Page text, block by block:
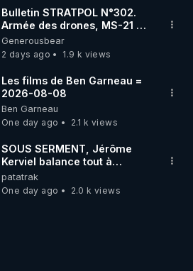
Bulletin STRATPOL N°302.
Armée des drones, MS-21 en
série, missiles coréens.
07.08.2026.
Generousbear
2 days ago
1.9 k views
Les films de Ben Garneau =
2026-08-08
Ben Garneau
One day ago
2.1 k views
SOUS SERMENT, Jérôme
Kerviel balance tout à
l'Assemblée !
patatrak
One day ago
2.0 k views